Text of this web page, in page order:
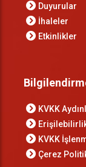
Duyurular
İhaleler
Etkinlikler
KVKK
KVKK
Çerez